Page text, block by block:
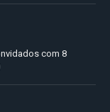
com 8